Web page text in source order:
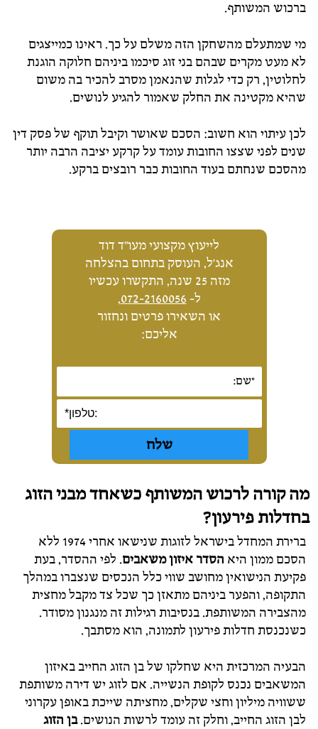
ברכוש המשותף.
מי שמתעלם מהשחקן הזה משלם על כך. ראינו כמייצגים
לא מעט מקרים שבהם בני זוג סיכמו ביניהם חלוקה הוגנת
לחלוטין, רק כדי לגלות שהנאמן מסרב להכיר בה משום
שהיא מקטינה את החלק שאמור להגיע לנושים.
לכן עיתוי הוא חשוב: הסכם שאושר וקיבל תוקף של פסק דין
שנים לפני שצצו החובות עומד על קרקע יציבה הרבה יותר
מהסכם שנחתם בעוד החובות כבר רובצים ברקע.
לייעוץ מקצועי מעו"ד דוד
אנג'ל, העוסק בתחום בהצלחה
מזה 25 שנה, התקשרו עכשיו
ל- 072-2160056
,
או השאירו פרטים ונחזור
אליכם:
מה קורה לרכוש המשותף כשאחד מבני הזוג
בחדלות פירעון?
ברירת המחדל בישראל לזוגות שנישאו אחרי 1974 ללא
הסכם ממון היא הסדר איזון משאבים. לפי ההסדר, בעת
פקיעת הנישואין מחושב שווי כלל הנכסים שנצברו במהלך
התקופה, והפער ביניהם מתאזן כך שכל צד מקבל מחצית
מהצבירה המשותפת. בנסיבות רגילות זה מנגנון מסודר.
כשנכנסת חדלות פירעון לתמונה, הוא מסתבך.
הבעיה המרכזית היא שחלקו של בן הזוג החייב באיזון
המשאבים נכנס לקופת הנשייה. אם לזוג יש דירה משותפת
ששוויה מיליון וחצי שקלים, מחציתה שייכת באופן עקרוני
לבן הזוג החייב, וחלק זה עומד לרשות הנושים.בן הזוג